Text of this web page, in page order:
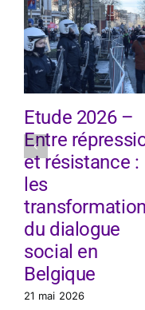
Etude 2026 –
Entre
et résistance :
les
du dialogue
social en
Belgique
21 mai 2026